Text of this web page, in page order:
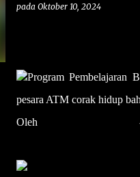
pada Oktober 10, 2024
Program Pembelajaran
pesara ATM corak hidup
Oleh